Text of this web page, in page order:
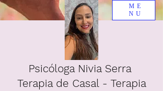
Psicóloga Nivia Serra
Terapia de Casal - Terapia
ME
NU